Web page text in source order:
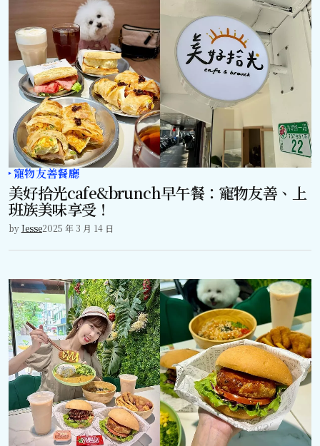
寵物友善餐廳
美好拾光cafe&brunch早午餐：寵物友善、上
班族美味享受！
byJesse2025 年 3 月 14 日